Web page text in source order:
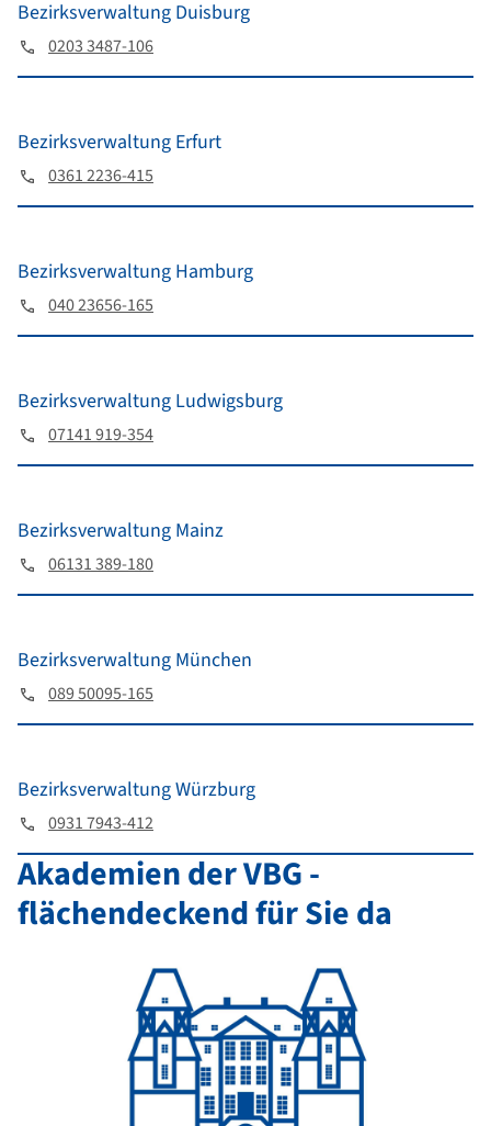
Bezirksverwaltung Duisburg
0203 3487-106
Bezirksverwaltung Erfurt
0361 2236-415
Bezirksverwaltung Hamburg
040 23656-165
Bezirksverwaltung Ludwigsburg
07141 919-354
Bezirksverwaltung Mainz
06131 389-180
Bezirksverwaltung München
089 50095-165
Bezirksverwaltung Würzburg
0931 7943-412
Akademien der VBG -
flächendeckend für Sie da